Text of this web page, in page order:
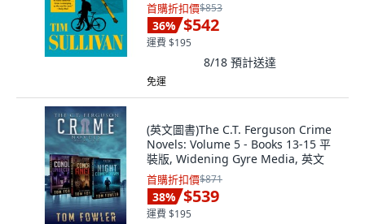
首購折扣價$853
36% $542
運費 $195
8/18 預計送達
免運
(英文圖書)The C.T. Ferguson Crime
Novels: Volume 5 - Books 13-15 平
裝版, Widening Gyre Media, 英文
首購折扣價$871
38% $539
運費 $195